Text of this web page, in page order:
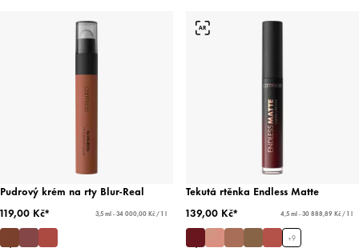
Pudrový krém na rty Blur-Real
119,00 Kč*
3,5 ml - 34 000,00 Kč / 1 l
Tekutá rtěnka Endless Matte
139,00 Kč*
4,5 ml - 30 888,89 Kč / 1 l
+9